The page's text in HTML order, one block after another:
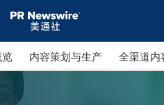
内容策划与生产 全渠道内